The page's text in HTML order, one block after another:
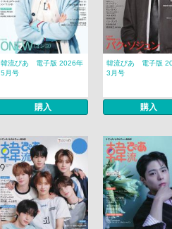
韓流ぴあ 電子版 2026年
5月号
購入
韓流ぴあ 電子版
3月号
購入